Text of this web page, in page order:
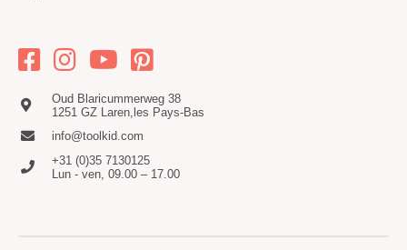
Oud Blaricummerweg 38
1251 GZ Laren,les Pays-Bas
info@toolkid.com
+31 (0)35 7130125
Lun - ven, 09.00 – 17.00